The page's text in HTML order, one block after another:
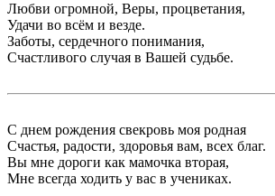
Любви огромной, Веры, процветания,
Удачи во всём и везде.
Заботы, сердечного понимания,
Счастливого случая в Вашей судьбе.
С днем рождения свекровь моя родная
Счастья, радости, здоровья вам, всех благ.
Вы мне дороги как мамочка вторая,
Мне всегда ходить у вас в учениках.